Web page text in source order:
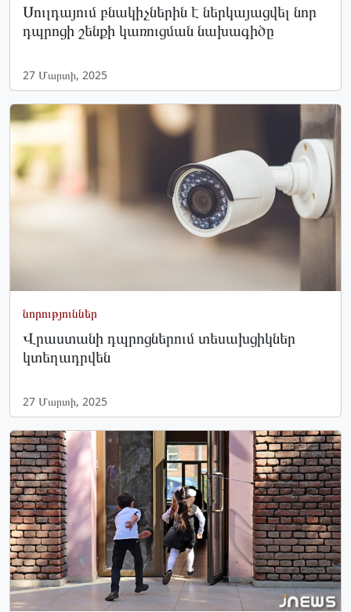
Սուլդայում բնակիչներին է ներկայացվել նոր
դպրոցի շենքի կառուցման նախագիծը
27 Մարտի, 2025
նորություններ
Վրաստանի դպրոցներում տեսախցիկներ
կտեղադրվեն
27 Մարտի, 2025